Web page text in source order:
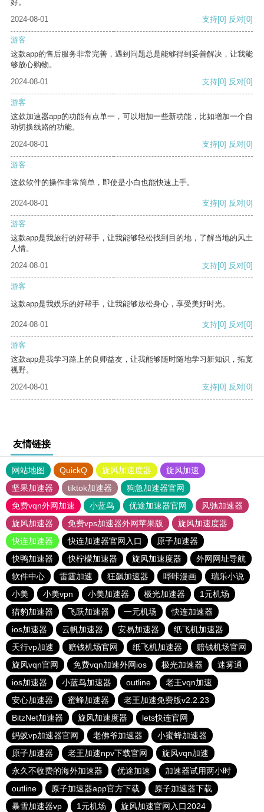
好。
2024-08-01
支持[0] 反对[0]
游客
这款app的售后服务非常完善，遇到问题总是能够得到妥善解决，让我能
够放心购物。
2024-08-01
支持[0] 反对[0]
游客
这款加速器app的功能有点单一，可以增加一些新功能，比如增加一个自
动切换线路的功能。
2024-08-01
支持[0] 反对[0]
游客
这款软件的操作非常简单，即使是小白也能快速上手。
2024-08-01 支持[0] 反对[0]
游客
这款app是我旅行的好帮手，让我能够轻松找到目的地，了解当地的风土
人情。
2024-08-01
支持[0] 反对[0]
游客
这款app是我娱乐的好帮手，让我能够放松身心，享受美好时光。
2024-08-01 支持[0] 反对[0]
游客
这款app是我学习路上的良师益友，让我能够随时随地学习新知识，拓宽
视野。
2024-08-01
支持[0] 反对[0]
友情链接
网站地图 QuickQ 旋风加速度器
旋风加速
坚果加速器
tiktok加速器
狗急加速器官网
免费vqn外网加速
小蓝鸟 优途加速器官网
风驰加速器
旋风加速器
免费vps加速器外网苹果版
旋风加速度器
快连加速器
快连加速器官网入口
原子加速器
快鸭加速器
快柠檬加速器 旋风加速度器
外网网址导航
软件中心
雷霆加速 狂飙加速器 哔咔漫画
瑞乐小说
小美
小美vpn 小美加速器 极光加速器
1元机场
猎豹加速器
飞跃加速器 一元机场
快连加速器
ios加速器
云帆加速器 安易加速器
纸飞机加速器
天行vp加速
赔钱机场官网 纸飞机加速器
赔钱机场官网
旋风vqn官网
免费vqn加速外网ios 极光加速器
迷雾通
ios加速器
小蓝鸟加速器 outline
老王vqn加速
安心加速器
蜜蜂加速器
老王加速免费版v2.2.23
BitzNet加速器
旋风加速度器
lets快连官网
蚂蚁vp加速器官网
老佛爷加速器
小蜜蜂加速器
原子加速器
老王加速npv下载官网
旋风vqn加速
永久不收费的海外加速器
优途加速
加速器试用两小时
outline
原子加速器app官方下载
原子加速器下载
暴雪加速器vp
1元机场 旋风加速官网入口2024